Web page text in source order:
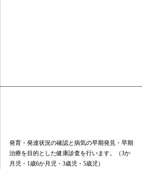
発育・発達状況の確認と病気の早期発見・早期
治療を目的とした健康診査を行います。（3か
月児・1歳6か月児・3歳児・5歳児）